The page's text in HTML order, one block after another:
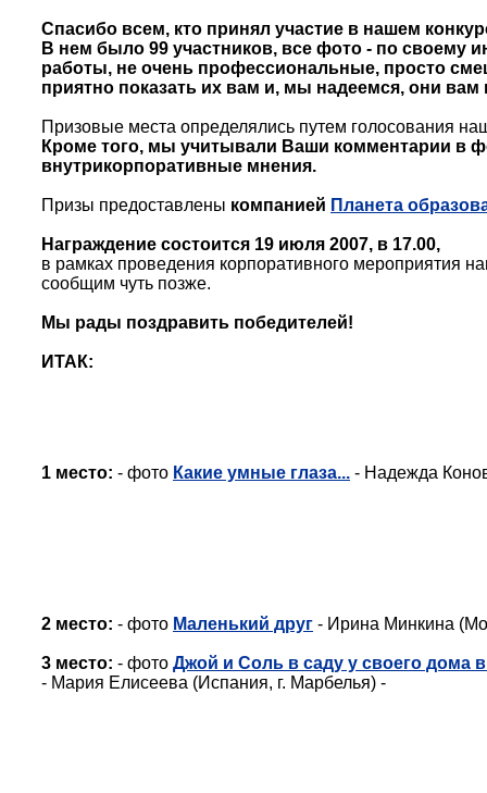
Спасибо всем, кто принял участие в нашем
В нем было 99 участников, все фото - по своему
работы, не очень профессиональные, просто
приятно показать их вам и, мы надеемся, они вам
Призовые места определялись путем голосования
Кроме того, мы учитывали Ваши комментарии в
внутрикорпоративные мнения.
Призы предоставлены компанией Планета
Награждение состоится 19 июля 2007, в 17.00,
в рамках проведения корпоративного мероприятия
сообщим чуть позже.
Мы рады поздравить победителей!
ИТАК:
1 место: - фото Какие умные глаза... - Надежда
2 место: - фото Маленький друг - Ирина Минкина
3 место: - фото Джой и Соль в саду у своего дома
- Мария Елисеева (Испания, г. Марбелья) -